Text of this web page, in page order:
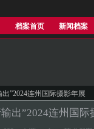
档案首页 新闻档案
出”2024连州国际摄影年展
出”2024连州国际